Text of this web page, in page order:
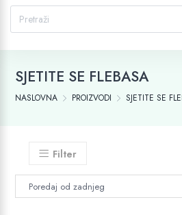
SJETITE SE FLEBASA
NASLOVNA PROIZVODI SJETITE SE
Filter